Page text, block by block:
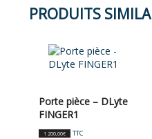
PRODUITS
Porte pièce – DLyte
FINGER1
1 200,00€ TTC